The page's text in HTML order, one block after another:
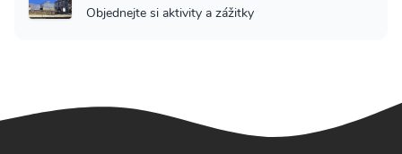
Objednejte si aktivity a zážitky